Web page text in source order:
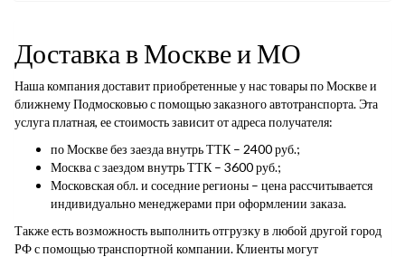
Доставка в Москве и МО
Наша компания доставит приобретенные у нас товары по Москве и
ближнему Подмосковью с помощью заказного автотранспорта. Эта
услуга платная, ее стоимость зависит от адреса получателя:
по Москве без заезда внутрь ТТК – 2400 руб.;
Москва с заездом внутрь ТТК – 3600 руб.;
Московская обл. и соседние регионы – цена рассчитывается
индивидуально менеджерами при оформлении заказа.
Также есть возможность выполнить отгрузку в любой другой город
РФ с помощью транспортной компании. Клиенты могут